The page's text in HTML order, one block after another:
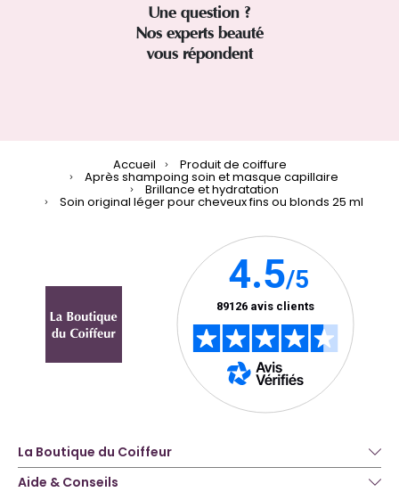
Une question ?
Nos experts beauté
vous répondent
Accueil Produit de coiffure
Après shampoing soin et masque capillaire
Brillance et hydratation
Soin original léger pour cheveux fins ou blonds 25 ml
La Boutique du Coiffeur
Aide & Conseils